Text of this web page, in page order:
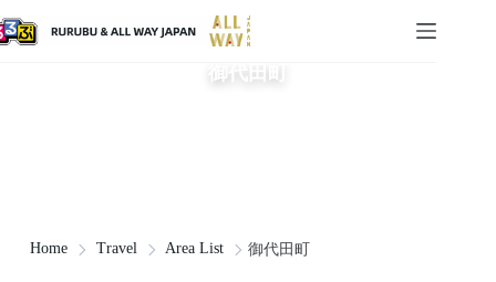
御代田町
Home Travel Area List 御代田町